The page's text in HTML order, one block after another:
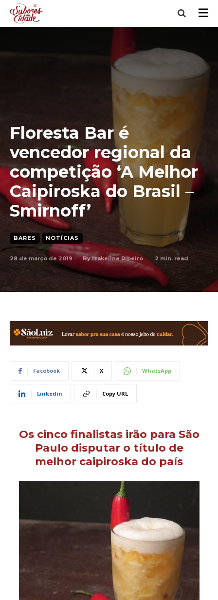
Floresta Bar é
vencedor regional da
competição ‘A Melhor
Caipiroska do Brasil –
Smirnoff’
BARES NOTÍCIAS
28 de março de 2019 By Izakeline Ribeiro 2 min. read
Facebook X WhatsApp
Linkedin Copy URL
Os cinco finalistas irão para São
Paulo disputar o título de
melhor caipiroska do país